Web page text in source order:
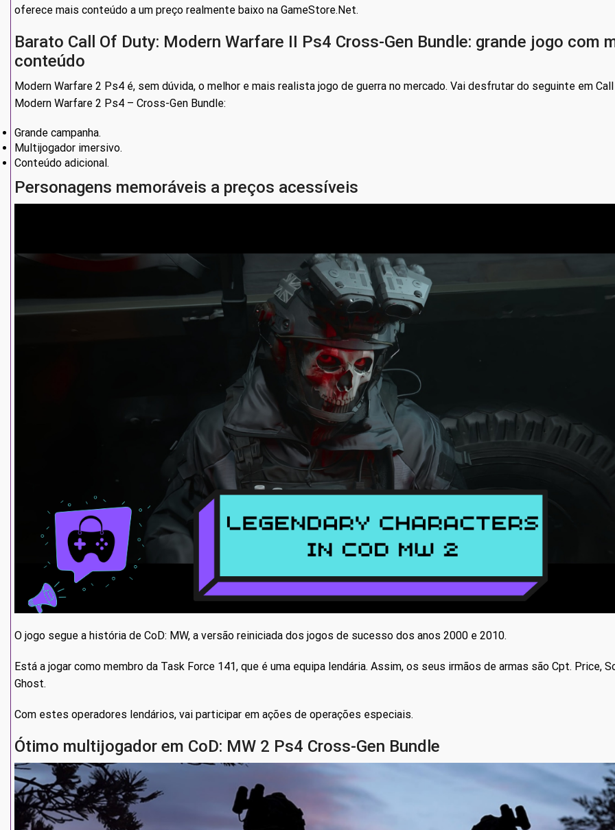
oferece mais conteúdo a um preço realmente baixo na GameStore.Net.
Barato Call Of Duty: Modern Warfare II Ps4 Cross-Gen Bundle: grande jogo com
conteúdo
Modern Warfare 2 Ps4 é, sem dúvida, o melhor e mais realista jogo de guerra no mercado. Vai desfrutar do seguinte em
Modern Warfare 2 Ps4 – Cross-Gen Bundle:
Grande campanha.
Multijogador imersivo.
Conteúdo adicional.
Personagens memoráveis a preços acessíveis
O jogo segue a história de CoD: MW, a versão reiniciada dos jogos de sucesso dos anos 2000 e 2010.
Está a jogar como membro da Task Force 141, que é uma equipa lendária. Assim, os seus irmãos de armas são Cpt. Price,
Ghost.
Com estes operadores lendários, vai participar em ações de operações especiais.
Ótimo multijogador em CoD: MW 2 Ps4 Cross-Gen Bundle